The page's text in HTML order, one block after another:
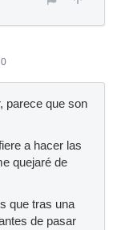
parece que son
a hacer las
quejaré de
que tras una
de pasar